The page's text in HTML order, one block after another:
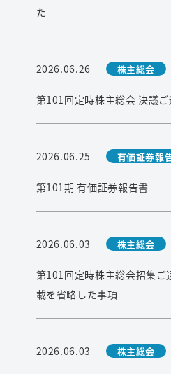
た
2026.06.26 株主総会
第101回定時株主総会 決議ご
2026.06.25 有価証券報
第101期 有価証券報告書
2026.06.03 株主総会
第101回定時株主総会招集
載を省略した事項
2026.06.03 株主総会